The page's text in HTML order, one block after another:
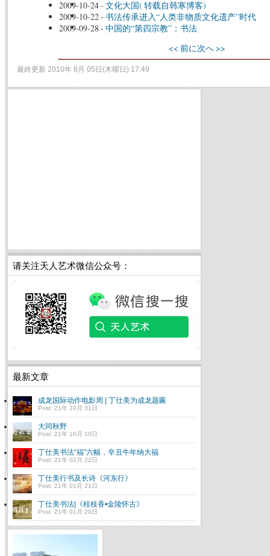
2009-10-24- 文化大国( 转载自韩寒博客)
2009-10-22- 书法传承进入“人类非物质文化遗产”时代
2009-09-28 - 中国的“第四宗教”：书法
<< 前に次へ >>
最終更新 2010年 8月 05日(木曜日) 17:49
请关注天人艺术微信公众号：
最新文章
成龙国际动作电影周 | 丁仕美为成龙题匾
Post: 21年 10月 31日
大同秋野
Post: 21年 10月 10日
丁仕美书法“福”六幅，辛丑牛年纳大福
Post: 21年 02月 22日
丁仕美行书及长诗《河东行》
Post: 21年 01月 21日
丁仕美书法|《桂枝香•金陵怀古》
Post: 21年 01月 20日